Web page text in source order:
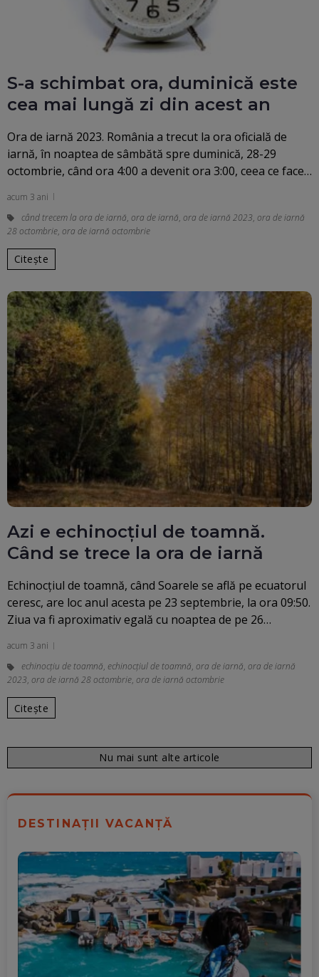
S-a schimbat ora, duminică este
cea mai lungă zi din acest an
Ora de iarnă 2023. România a trecut la ora oficială de
iarnă, în noaptea de sâmbătă spre duminică, 28-29
octombrie, când ora 4:00 a devenit ora 3:00, ceea ce face…
acum 3 ani
când trecem la ora de iarnă, ora de iarnă, ora de iarnă 2023, ora de iarnă
28 octombrie, ora de iarnă octombrie
Citește
Azi e echinocțiul de toamnă.
Când se trece la ora de iarnă
Echinocţiul de toamnă, când Soarele se află pe ecuatorul
ceresc, are loc anul acesta pe 23 septembrie, la ora 09:50.
Ziua va fi aproximativ egală cu noaptea de pe 26…
acum 3 ani
echinocţiu de toamnă, echinocţiul de toamnă, ora de iarnă, ora de iarnă
2023, ora de iarnă 28 octombrie, ora de iarnă octombrie
Citește
Nu mai sunt alte articole
DESTINAȚII VACANȚĂ